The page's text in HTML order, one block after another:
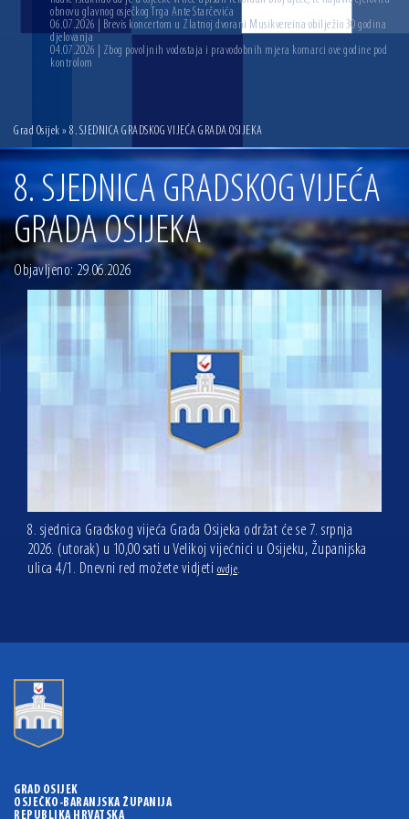
obnovu glavnog osječkog Trga Ante Starčevića
06.07.2026 | Brevis koncertom u Zlatnoj dvorani Musikvereina obilježio 30 godina
djelovanja
04.07.2026 | Zbog povoljnih vodostaja i pravodobnih mjera komarci ove godine pod
kontrolom
Grad Osijek » 8. SJEDNICA GRADSKOG VIJEĆA GRADA OSIJEKA
8. SJEDNICA GRADSKOG VIJEĆA
GRADA OSIJEKA
Objavljeno: 29.06.2026
8. sjednica Gradskog vijeća Grada Osijeka održat će se 7. srpnja
2026. (utorak) u 10,00 sati u Velikoj vijećnici u Osijeku, Županijska
ulica 4/1. Dnevni red možete vidjeti ovdje.
GRAD OSIJEK
OSJEČKO-BARANJSKA ŽUPANIJA
REPUBLIKA HRVATSKA